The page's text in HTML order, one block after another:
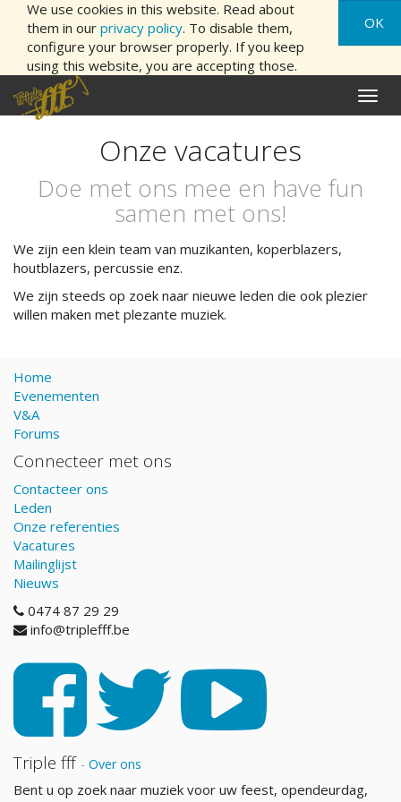
We use cookies in this website. Read about
them in our privacy policy. To disable them,
configure your browser properly. If you keep
using this website, you are accepting those.
OK
aan/
Onze vacatures
Doe met ons mee en have fun
samen met ons!
We zijn een klein team van muzikanten, koperblazers,
houtblazers, percussie enz.
We zijn steeds op zoek naar nieuwe leden die ook plezier
willen maken met plezante muziek.
Home
Evenementen
V&A
Forums
Connecteer met ons
Contacteer ons
Leden
Onze referenties
Vacatures
Mailinglijst
Nieuws
0474 87 29 29
info@triplefff.be
Triple fff - Over ons
Bent u op zoek naar muziek voor uw feest, opendeurdag,